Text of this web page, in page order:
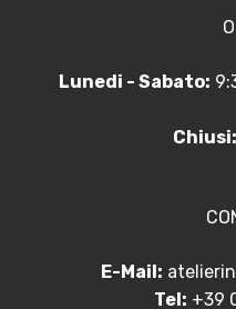
Lunedi - Sabato:
Chiusi:
E-Mail:
Tel: +39